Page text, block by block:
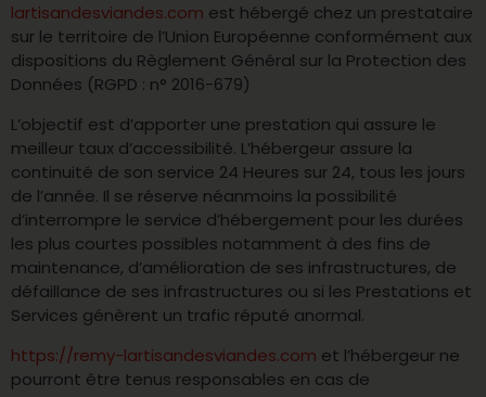
lartisandesviandes.com est hébergé chez un prestataire
sur le territoire de l’Union Européenne conformément aux
dispositions du Règlement Général sur la Protection des
Données (RGPD : n° 2016-679)
L’objectif est d’apporter une prestation qui assure le
meilleur taux d’accessibilité. L’hébergeur assure la
continuité de son service 24 Heures sur 24, tous les jours
de l’année. Il se réserve néanmoins la possibilité
d’interrompre le service d’hébergement pour les durées
les plus courtes possibles notamment à des fins de
maintenance, d’amélioration de ses infrastructures, de
défaillance de ses infrastructures ou si les Prestations et
Services génèrent un trafic réputé anormal.
https://remy-lartisandesviandes.com et l’hébergeur ne
pourront être tenus responsables en cas de